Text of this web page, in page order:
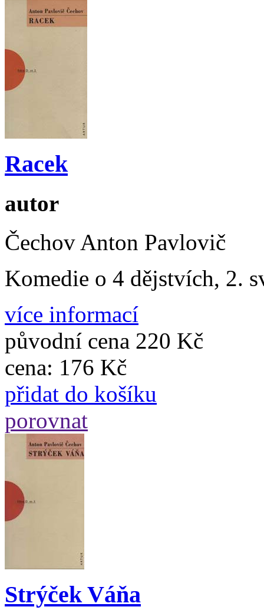
Racek
autor
Čechov Anton Pavlovič
Komedie o 4 dějstvích, 2.
více informací
původní cena 220 Kč
cena: 176 Kč
přidat do košíku
porovnat
Strýček Váňa